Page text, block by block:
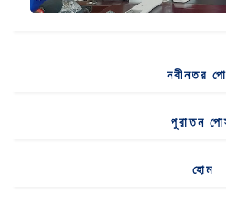
নবীনতর
পুরাতন
হোম